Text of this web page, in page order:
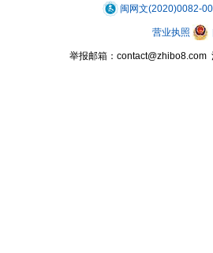
闽网文(2020)0082-
营业执照
举报邮箱：